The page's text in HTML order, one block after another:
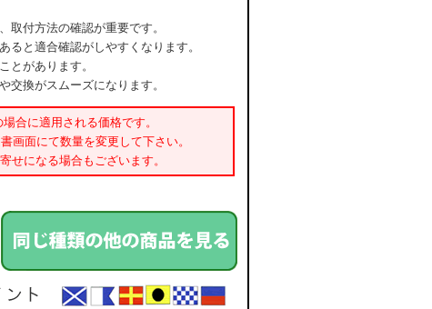
取付方法の確認が重要です。
ると適合確認がしやすくなります。
とがあります。
交換がスムーズになります。
合に適用される価格です。
画面にて数量を変更して下さい。
せになる場合もございます。